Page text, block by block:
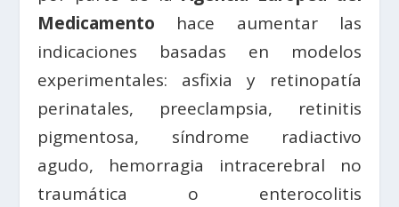
Medicamento hace aumentar las
indicaciones basadas en modelos
experimentales: asfixia y retinopatía
perinatales, preeclampsia, retinitis
pigmentosa, síndrome radiactivo
agudo, hemorragia intracerebral no
traumática o enterocolitis